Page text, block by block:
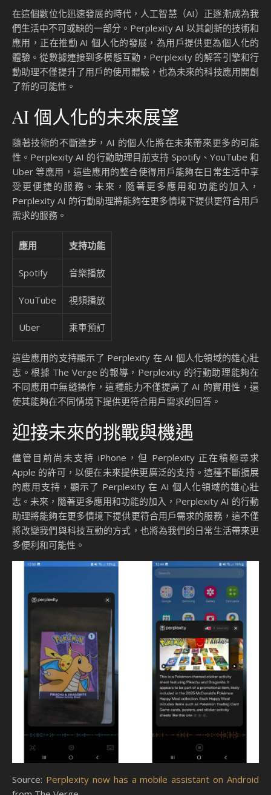
在這個數位化迅速發展的時代，人工智慧（AI）正逐漸成為我
們生活中不可或缺的一部分。Perplexity AI 以其創新的技術和
應用，正在推動 AI 個人化的發展，為用戶提供更為個人化的
體驗。從數據連接到多模態互動，Perplexity 的解答引擎和行
動助理不僅提升了用戶的使用體驗，也為未來的科技應用開創
了新的可能性。
AI 個人化的未來展望
隨著技術的不斷進步，AI 的個人化將在未來帶來更多的可能
性。Perplexity AI 的行動助理目前支持 Spotify、YouTube 和
Uber 等應用，這些應用的整合使得用戶能夠在日常生活中享
受更便捷的服務。未來，隨著更多應用和功能的加入，
Perplexity AI 的行動助理將能夠在更多情境下提供更符合用戶
需求的服務。
應用 支持功能
Spotify 音樂播放
YouTube 視頻播放
Uber 乘車預訂
這些應用的支持顯示了 Perplexity 在 AI 個人化領域的雄心壯
志。根據 The Verge 的報導，Perplexity 的行動助理能夠在
不同應用中無縫操作，這種能力不僅提高了 AI 的實用性，還
使其能夠在不同情境下提供更符合用戶需求的回答。
迎接未來的挑戰與機遇
儘管目前尚未支持 iPhone，但 Perplexity 正在積極尋求
Apple 的許可，以便在未來提供更廣泛的支持。這種不斷擴展
的應用支持，顯示了 Perplexity 在 AI 個人化領域的雄心壯
志。未來，隨著更多應用和功能的加入，Perplexity AI 的行動
助理將能夠在更多情境下提供更符合用戶需求的服務，這不僅
將改變我們與科技互動的方式，也將為我們的日常生活帶來更
多便利和可能性。
Source: Perplexity now has a mobile assistant on Android